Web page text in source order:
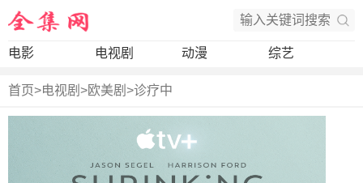
电影 电视剧 动漫 综艺
首页>电视剧 >欧美剧 >诊疗中